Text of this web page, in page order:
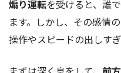
煽り運転を受けると、誰
ます。しかし、その感情
操作やスピードの出しす